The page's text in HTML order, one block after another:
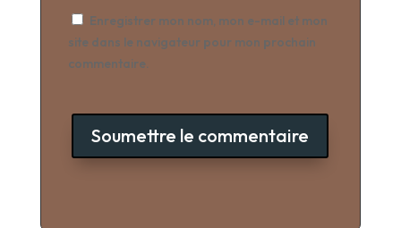
Enregistrer mon nom, mon e-mail et mon
site dans le navigateur pour mon prochain
commentaire.
Soumettre le commentaire